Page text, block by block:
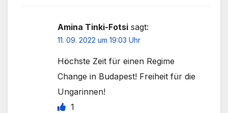
Amina Tinki-Fotsi sagt:
11. 09. 2022 um 19:03 Uhr
Höchste Zeit für einen Regime
Change in Budapest! Freiheit für die
Ungarinnen!
1